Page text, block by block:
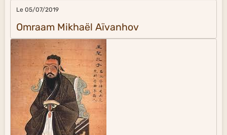
Le 05/07/2019
Omraam Mikhaël Aïvanhov